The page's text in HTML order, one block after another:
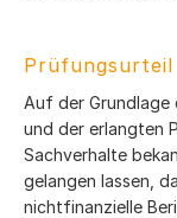
Prüfungsurteil
Auf der Grundlage
und der erlangten
Sachverhalte
gelangen lassen,
nichtfinanzielle